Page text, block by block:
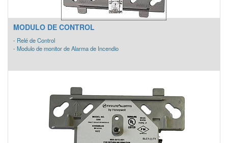
MODULO DE CONTROL
- Relé de Control
- Modulo de monitor de Alarma de Incendio